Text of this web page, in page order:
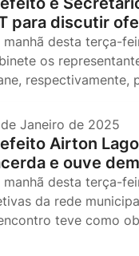
para discutir
manhã desta terça-
os
de Janeiro de 2025
Airton
e ouve
manhã desta terça-
da rede
teve como